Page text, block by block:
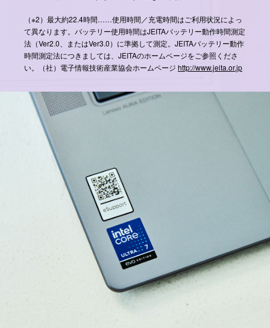
（※2）最大約22.4時間……使用時間／充電時間はご利用状況によっ
て異なります。バッテリー使用時間はJEITAバッテリー動作時間測定
法（Ver2.0、またはVer3.0）に準拠して測定。JEITAバッテリー動作
時間測定法につきましては、JEITAのホームページをご参照くださ
い。（社）電子情報技術産業協会ホームページ http://www.jeita.or.jp